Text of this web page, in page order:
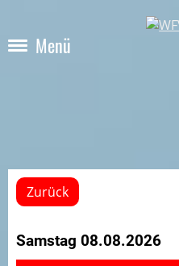
Menü
Zurück
Samstag 08.08.2026